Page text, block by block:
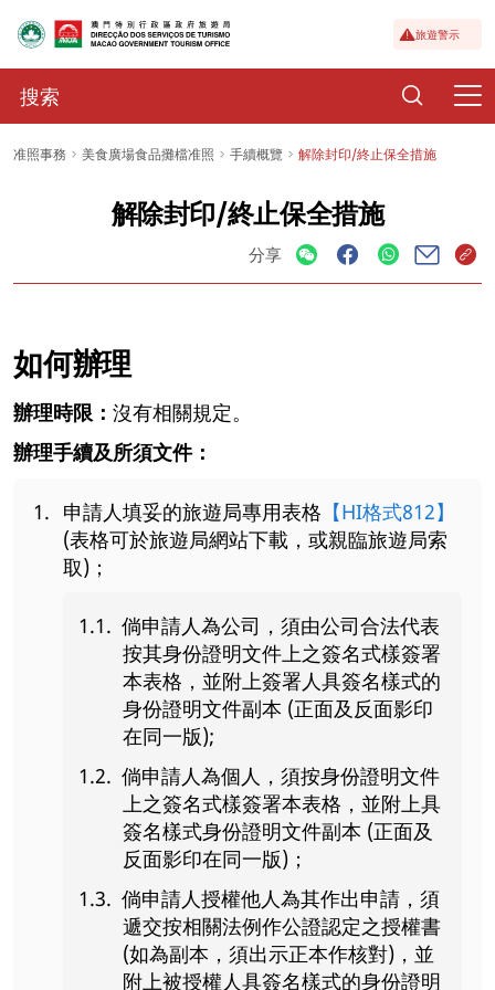
旅遊警示
准照事務 美食廣場食品攤檔准照 手續概覽 解除封印/終止保全措施
解除封印/終止保全措施
分享
如何辦理
辦理時限： 沒有相關規定。
辦理手續及所須文件：
申請人填妥的旅遊局專用表格 【HI格式812】
(表格可於旅遊局網站下載，或親臨旅遊局索
取)；
倘申請人為公司，須由公司合法代表
按其身份證明文件上之簽名式樣簽署
本表格，並附上簽署人具簽名樣式的
身份證明文件副本 (正面及反面影印
在同一版);
倘申請人為個人，須按身份證明文件
上之簽名式樣簽署本表格，並附上具
簽名樣式身份證明文件副本 (正面及
反面影印在同一版)；
倘申請人授權他人為其作出申請，須
遞交按相關法例作公證認定之授權書
(如為副本，須出示正本作核對)，並
附上被授權人具簽名樣式的身份證明